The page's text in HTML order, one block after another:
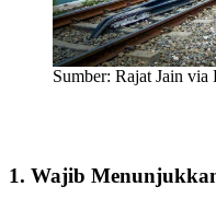
Sumber: Rajat Jain via
1. Wajib